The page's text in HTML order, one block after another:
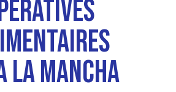
LA MANCHA